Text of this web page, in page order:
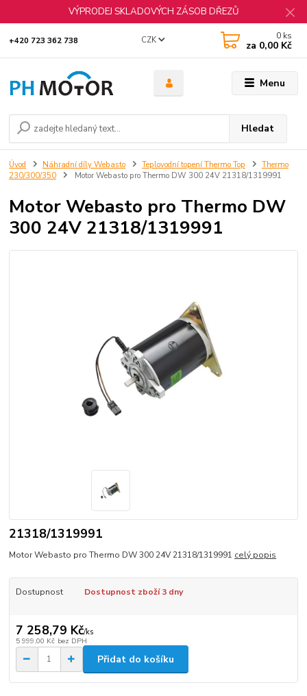
VÝPRODEJ SKLADOVÝCH ZÁSOB DŘEZŮ
Menu
CZK
Hledat
+420 723 362 738 0 ks
za 0,00 Kč
Úvod Náhradní díly Webasto Teplovodní topení Thermo Top
Thermo
230/300/350
Motor Webasto pro Thermo DW 300 24V 21318/1319991
Motor Webasto pro Thermo DW
300 24V 21318/1319991
21318/1319991
Motor Webasto pro Thermo DW 300 24V 21318/1319991 celý popis
Dostupnost Dostupnost zboží 3 dny
7 258,79 Kč/ks
5 999,00 Kč bez DPH
Přidat do košíku